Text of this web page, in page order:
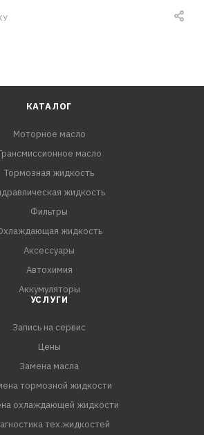
КАТАЛОГ
Моторное масло
масло
Тормозная жидкость
жидкость
Фильтры
жидкость
Аксессуары
Автохимия
Аккумуляторы
УСЛУГИ
Запись на сервис
Цены
Замена масла
тормозной жидкости
охлаждающей жидкости
тех.жидкостей